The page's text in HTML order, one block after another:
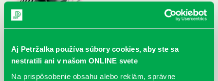
Aj Petržalka používa súbory cookies, aby ste sa
nestratili ani v našom ONLINE svete
Na prispôsobenie obsahu alebo reklám, správne